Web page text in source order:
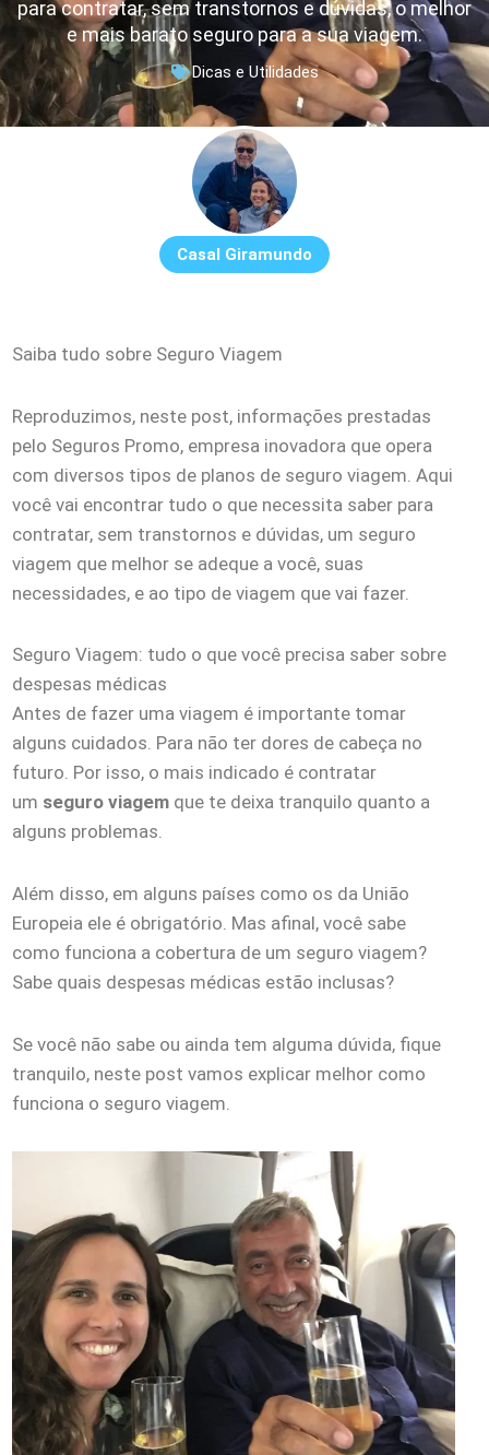
para contratar, sem transtornos e dúvidas, o melhor
e mais barato seguro para a sua viagem.
Dicas e Utilidades
Casal Giramundo
Saiba tudo sobre Seguro Viagem
Reproduzimos, neste post, informações prestadas
pelo Seguros Promo, empresa inovadora que opera
com diversos tipos de planos de seguro viagem. Aqui
você vai encontrar tudo o que necessita saber para
contratar, sem transtornos e dúvidas, um seguro
viagem que melhor se adeque a você, suas
necessidades, e ao tipo de viagem que vai fazer.
Seguro Viagem: tudo o que você precisa saber sobre
despesas médicas
Antes de fazer uma viagem é importante tomar
alguns cuidados. Para não ter dores de cabeça no
futuro. Por isso, o mais indicado é contratar
um seguro viagem que te deixa tranquilo quanto a
alguns problemas.
Além disso, em alguns países como os da União
Europeia ele é obrigatório. Mas afinal, você sabe
como funciona a cobertura de um seguro viagem?
Sabe quais despesas médicas estão inclusas?
Se você não sabe ou ainda tem alguma dúvida, fique
tranquilo, neste post vamos explicar melhor como
funciona o seguro viagem.